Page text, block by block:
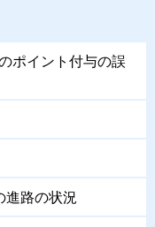
ポイント付与の誤
進路の状況